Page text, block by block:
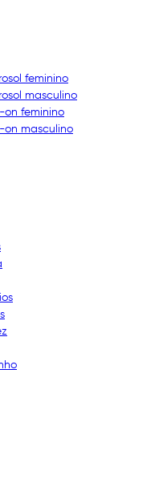
feminino
masculino
on feminino
on masculino